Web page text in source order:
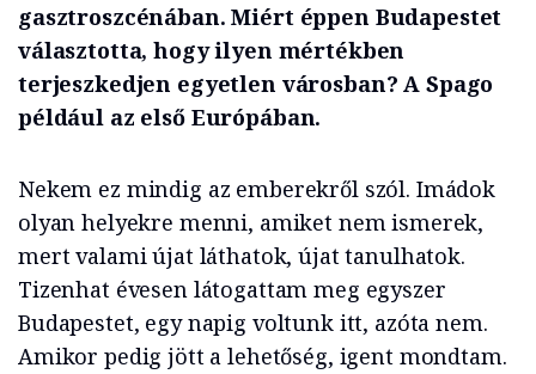
gasztroszcénában. Miért éppen Budapestet
választotta, hogy ilyen mértékben
terjeszkedjen egyetlen városban? A Spago
például az első Európában.
Nekem ez mindig az emberekről szól. Imádok
olyan helyekre menni, amiket nem ismerek,
mert valami újat láthatok, újat tanulhatok.
Tizenhat évesen látogattam meg egyszer
Budapestet, egy napig voltunk itt, azóta nem.
Amikor pedig jött a lehetőség, igent mondtam.